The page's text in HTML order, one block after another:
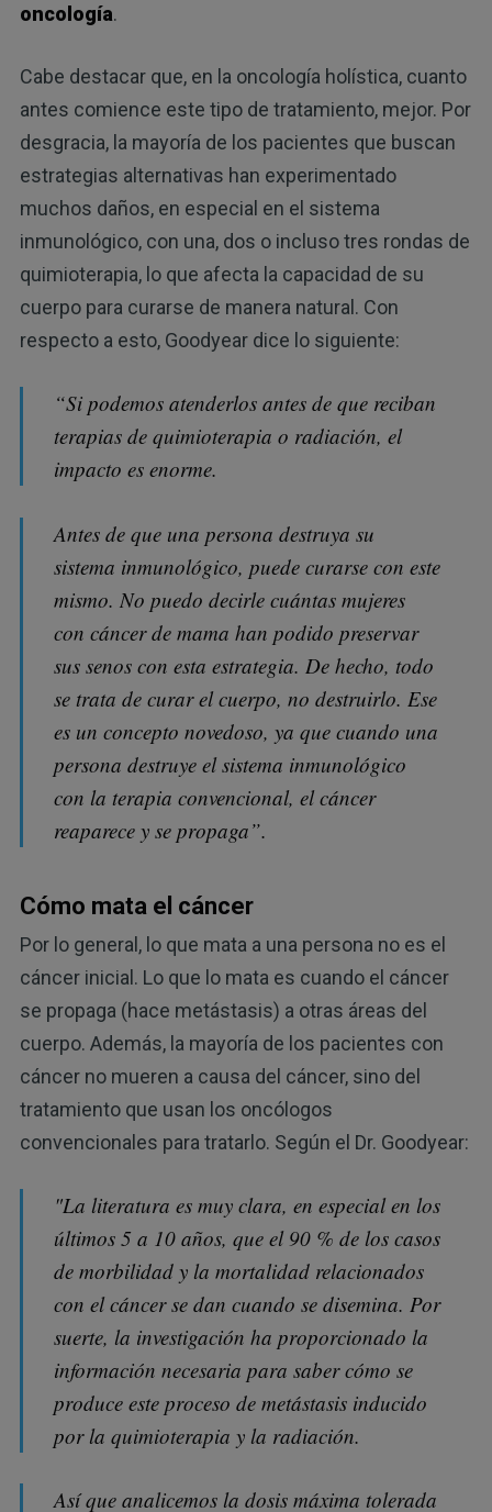
oncología.
Cabe destacar que, en la oncología holística, cuanto
antes comience este tipo de tratamiento, mejor. Por
desgracia, la mayoría de los pacientes que buscan
estrategias alternativas han experimentado
muchos daños, en especial en el sistema
inmunológico, con una, dos o incluso tres rondas de
quimioterapia, lo que afecta la capacidad de su
cuerpo para curarse de manera natural. Con
respecto a esto, Goodyear dice lo siguiente:
“Si podemos atenderlos antes de que reciban
terapias de quimioterapia o radiación, el
impacto es enorme.
Antes de que una persona destruya su
sistema inmunológico, puede curarse con este
mismo. No puedo decirle cuántas mujeres
con cáncer de mama han podido preservar
sus senos con esta estrategia. De hecho, todo
se trata de curar el cuerpo, no destruirlo. Ese
es un concepto novedoso, ya que cuando una
persona destruye el sistema inmunológico
con la terapia convencional, el cáncer
reaparece y se propaga”.
Cómo mata el cáncer
Por lo general, lo que mata a una persona no es el
cáncer inicial. Lo que lo mata es cuando el cáncer
se propaga (hace metástasis) a otras áreas del
cuerpo. Además, la mayoría de los pacientes con
cáncer no mueren a causa del cáncer, sino del
tratamiento que usan los oncólogos
convencionales para tratarlo. Según el Dr. Goodyear:
"La literatura es muy clara, en especial en los
últimos 5 a 10 años, que el 90 % de los casos
de morbilidad y la mortalidad relacionados
con el cáncer se dan cuando se disemina. Por
suerte, la investigación ha proporcionado la
información necesaria para saber cómo se
produce este proceso de metástasis inducido
por la quimioterapia y la radiación.
Así que analicemos la dosis máxima tolerada